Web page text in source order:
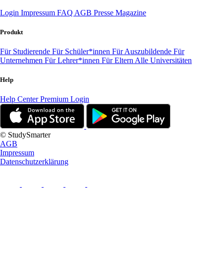
Login Impressum FAQ AGB Presse Magazine
Produkt
Für Studierende Für Schüler*innen Für Auszubildende Für
Unternehmen Für Lehrer*innen Für Eltern Alle Universitäten
Help
Help CenterPremium Login
© StudySmarter
AGB
Impressum
Datenschutzerklärung